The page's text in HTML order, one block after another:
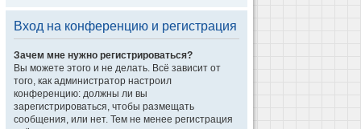
Вход на конференцию и регистрация
Зачем мне нужно регистрироваться?
Вы можете этого и не делать. Всё зависит от
того, как администратор настроил
конференцию: должны ли вы
зарегистрироваться, чтобы размещать
сообщения, или нет. Тем не менее регистрация